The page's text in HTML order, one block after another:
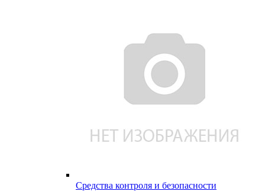
Средства контроля и безопасности